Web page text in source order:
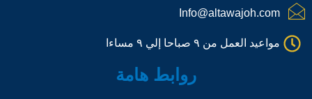
a
l
1
Info@altawajoh.com
مواعيد العمل من ٩ صباحا إلي ٩ مساءا
روابط هامة